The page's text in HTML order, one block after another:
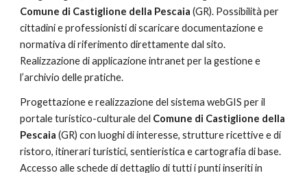
Comune di Castiglione della Pescaia (GR). Possibilità per
cittadini e professionisti di scaricare documentazione e
normativa di riferimento direttamente dal sito.
Realizzazione di applicazione intranet per la gestione e
l’archivio delle pratiche.
Progettazione e realizzazione del sistema webGIS per il
portale turistico-culturale del Comune di Castiglione della
Pescaia (GR) con luoghi di interesse, strutture ricettive e di
ristoro, itinerari turistici, sentieristica e cartografia di base.
Accesso alle schede di dettaglio di tutti i punti inseriti in